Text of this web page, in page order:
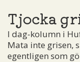
Tjocka
I dag-kolumn i
Mata inte grisen,
egentligen som